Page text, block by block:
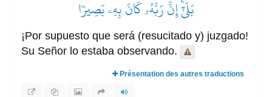
بَلَىٰٓۚ إِنَّ رَبَّهُۥ كَانَ بِهِۦ بَصِيرٗا
¡Por supuesto que será (resucitado y) juzgado!
Su Señor lo estaba observando.
Présentation des autres traductions